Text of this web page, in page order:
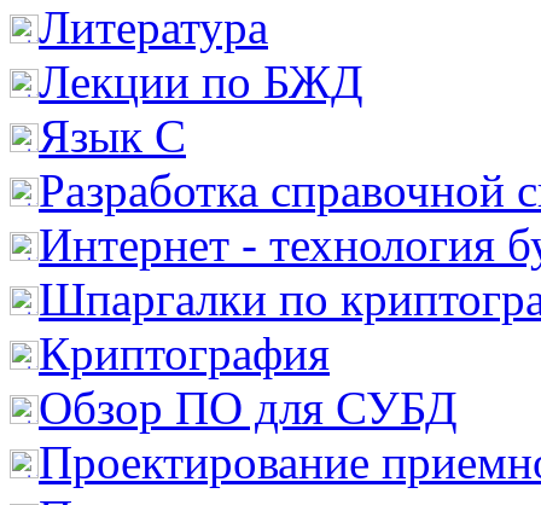
Литература
Лекции по БЖД
Язык С
Разработка справочной
Интернет - технология
Шпаргалки по
Криптография
Обзор ПО для СУБД
Проектирование